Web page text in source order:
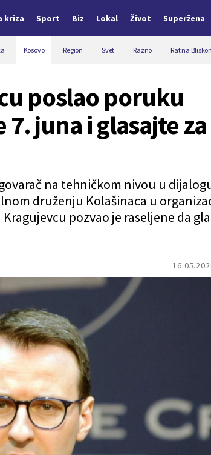
kriza Sport Biz Lokal Život Superžena
Kosovo Region Svet Razno Rat na
poslao poruku
juna i glasajte za
na tehničkom nivou u
druženju Kolašinaca u
pozvao je raseljene da